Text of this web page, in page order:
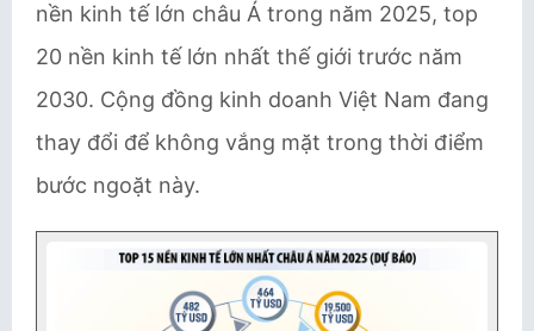
nền kinh tế lớn châu Á trong năm 2025, top
20 nền kinh tế lớn nhất thế giới trước năm
2030. Cộng đồng kinh doanh Việt Nam đang
thay đổi để không vắng mặt trong thời điểm
bước ngoặt này.